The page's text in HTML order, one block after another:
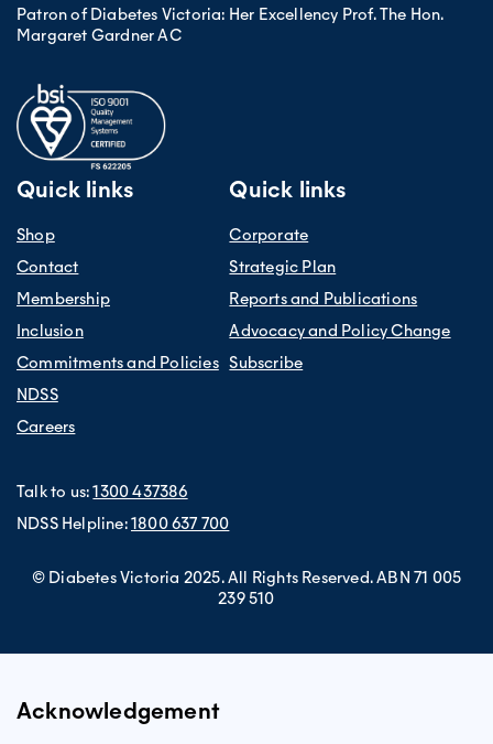
Patron of Diabetes Victoria: Her Excellency Prof. The Hon.
Margaret Gardner AC
Quick links
Shop
Contact
Membership
Inclusion
Commitments and Policies
NDSS
Careers
Talk to us:1300 437386
NDSS Helpline:1800 637 700
Quick links
Corporate
Strategic Plan
Reports and Publications
Advocacy and Policy Change
Subscribe
© Diabetes Victoria 2025. All Rights Reserved. ABN 71 005
239 510
Acknowledgement